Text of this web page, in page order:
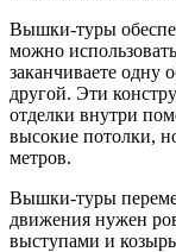
Вышки-туры
можно
заканчиваете одну
другой. Эти
отделки внутри
высокие потолки,
метров.
Вышки-туры
движения нужен
выступами и